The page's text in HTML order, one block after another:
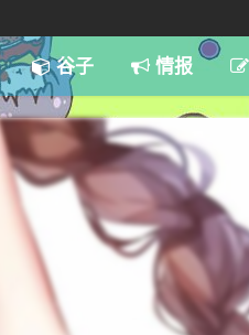
谷子 情报